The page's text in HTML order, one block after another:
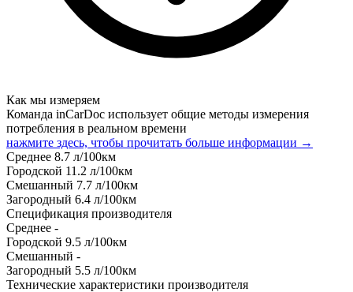
Как мы измеряем
Команда inCarDoc использует общие методы измерения
потребления в реальном времени
нажмите здесь, чтобы прочитать больше информации →
Среднее 8.7 л/100км
Городской 11.2 л/100км
Смешанный 7.7 л/100км
Загородный 6.4 л/100км
Спецификация производителя
Среднее -
Городской 9.5 л/100км
Смешанный -
Загородный 5.5 л/100км
Технические характеристики производителя